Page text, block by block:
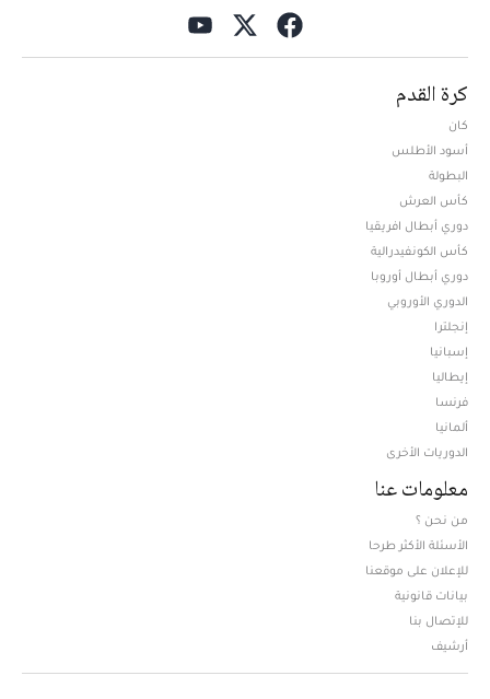
كرة القدم
كان
أسود الأطلس
البطولة
كأس العرش
دوري أبطال افريقيا
كأس الكونفيدرالية
دوري أبطال أوروبا
الدوري الأوروبي
إنجلترا
إسبانيا
إيطاليا
فرنسا
ألمانيا
الدوريات الأخرى
معلومات عنا
من نحن ؟
الأسئلة الأكثر طرحا
للإعلان على موقعنا
بيانات قانونية
للإتصال بنا
أرشيف